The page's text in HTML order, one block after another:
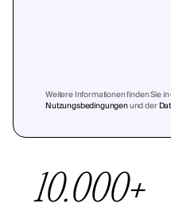
Weitere Informationen finden Sie
Nutzungsbedingungenund der
10.000+